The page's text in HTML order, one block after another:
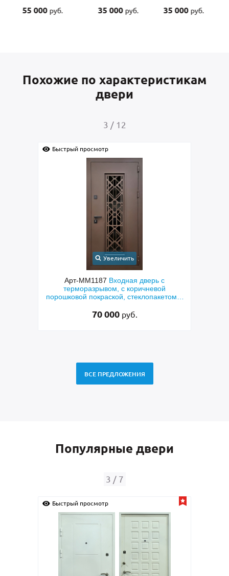
55 000руб. 35 000руб. 35 000руб.
Похожие по характеристикам
двери
4 / 12
Быстрый просмотр
Увеличить
Арт-ММ1187Входная дверь с
терморазрывом, с коричневой
порошковой покраской, стеклопакетом и
70 000руб.
ВСЕ ПРЕДЛОЖЕНИЯ
Популярные двери
4 / 7
Быстрый просмотр